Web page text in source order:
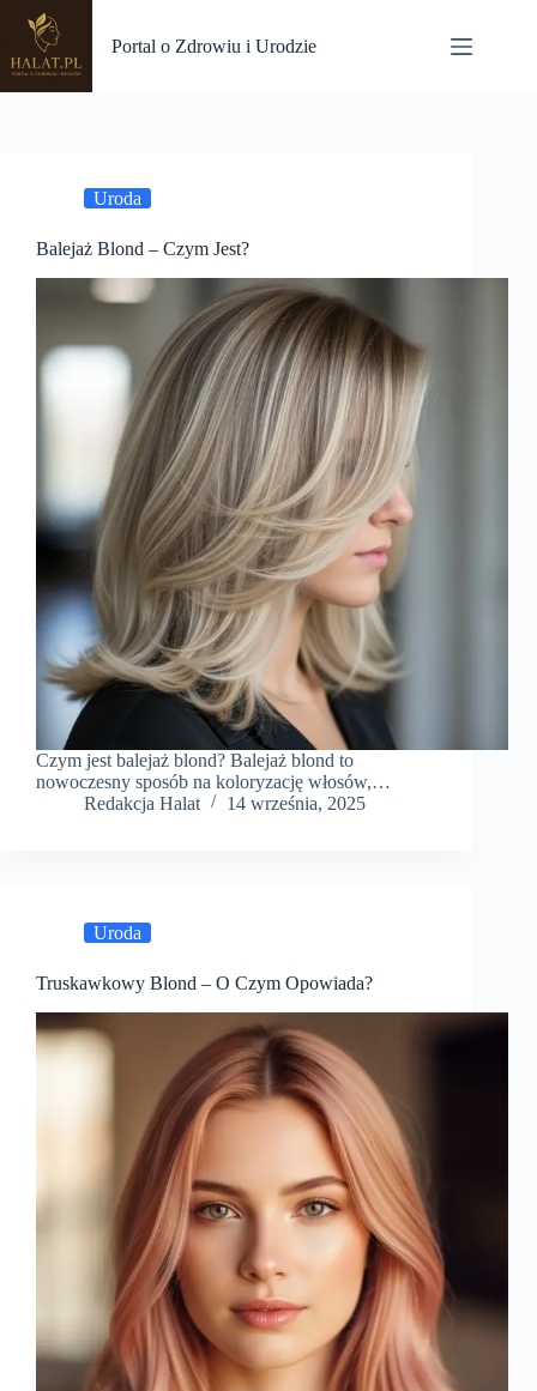
Przejdź
treści
Portal o Zdrowiu i Urodzie
Uroda
Balejaż Blond – Czym Jest?
Czym jest balejaż blond? Balejaż blond to
nowoczesny sposób na koloryzację włosów,…
Redakcja Halat
14 września, 2025
Uroda
Truskawkowy Blond – O Czym Opowiada?